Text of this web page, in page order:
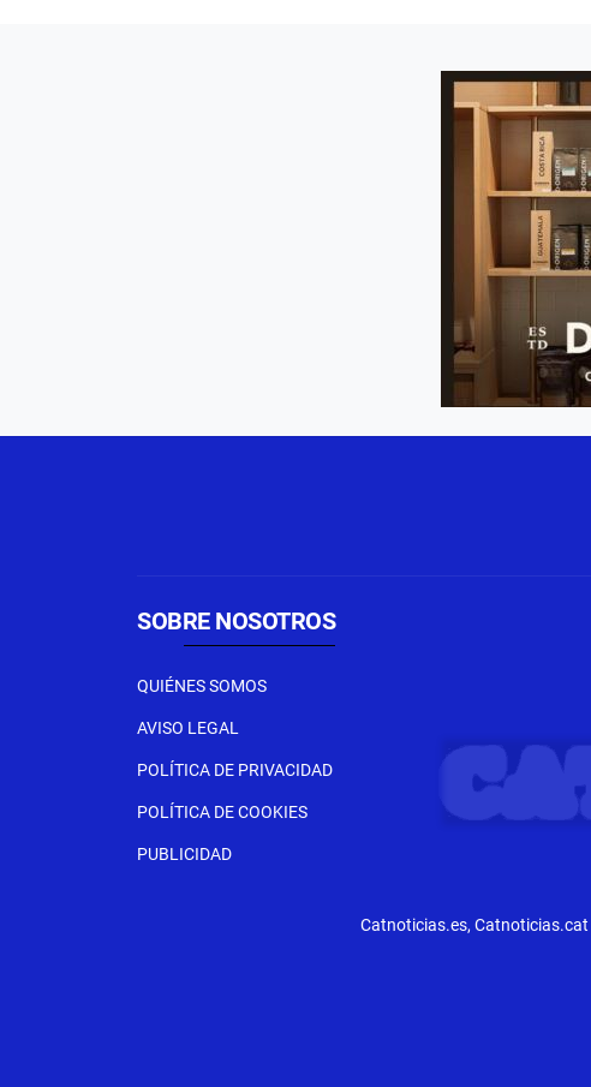
SOBRE NOSOTROS
QUIÉNES SOMOS
AVISO LEGAL
POLÍTICA DE PRIVACIDAD
POLÍTICA DE COOKIES
PUBLICIDAD
Catnoticias.es, Catnoticias.cat